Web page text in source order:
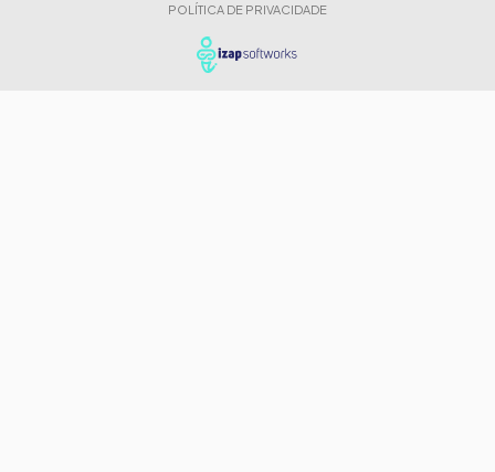
POLÍTICA DE PRIVACIDADE